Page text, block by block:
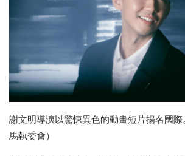
謝文明導演以驚悚異色的動畫短片揚名國
馬執委會）